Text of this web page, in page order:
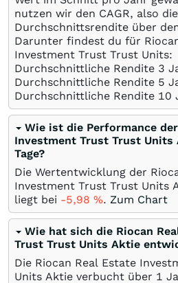
nutzen wir den CAGR, also
Durchschnittsrendite über
Darunter findest du für
Investment Trust Trust Units:
Durchschnittliche Rendite 3
Durchschnittliche Rendite 5
Durchschnittliche Rendite 10
Wie ist die Performance
Investment Trust Trust Units
Tage?
Die Wertentwicklung der
Investment Trust Trust Units
liegt bei -5,98 %. Zum Chart
Wie hat sich die Riocan
Trust Trust Units Aktie
Die Riocan Real Estate
Units Aktie verbucht über 1